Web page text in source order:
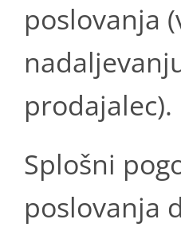
poslovanja
prodajalec).
Splošni
poslovanja